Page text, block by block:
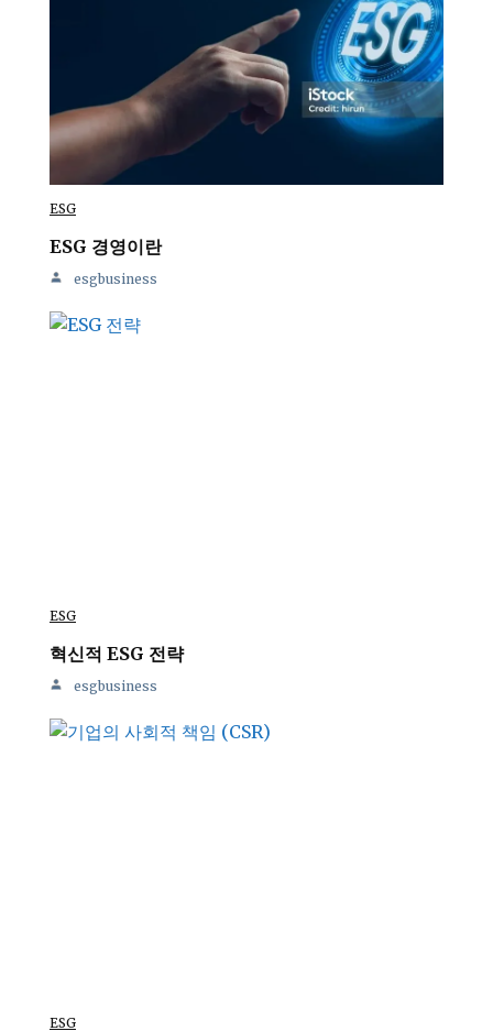
ESG
ESG 경영이란
esgbusiness
ESG
혁신적 ESG 전략
esgbusiness
ESG